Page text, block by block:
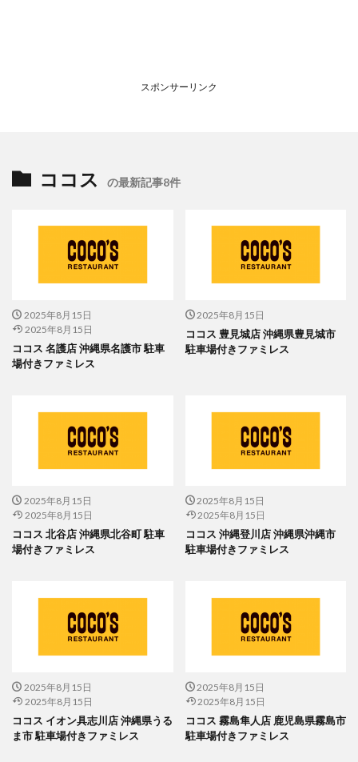
スポンサーリンク
ココス の最新記事8件
2025年8月15日
2025年8月15日
ココス 名護店 沖縄県名護市 駐車
場付きファミレス
2025年8月15日
ココス 豊見城店 沖縄県豊見城市
駐車場付きファミレス
2025年8月15日
2025年8月15日
ココス 北谷店 沖縄県北谷町 駐車
場付きファミレス
2025年8月15日
2025年8月15日
ココス 沖縄登川店 沖縄県沖縄市
駐車場付きファミレス
2025年8月15日
2025年8月15日
ココス イオン具志川店 沖縄県うる
ま市 駐車場付きファミレス
2025年8月15日
2025年8月15日
ココス 霧島隼人店 鹿児島県霧島市
駐車場付きファミレス